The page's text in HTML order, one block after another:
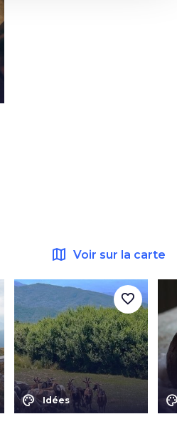
map Voir sur la carte
color_lens Idées
favorite_border